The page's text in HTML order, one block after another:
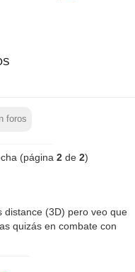
foros
(página 2de 2)
distance (3D) pero veo que
quizás en combate con